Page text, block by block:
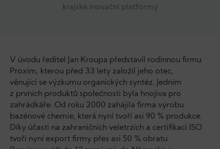
krajské inovační platformy
V úvodu ředitel Jan Kroupa představil rodinnou firmu
Proxim, kterou před 33 lety založil jeho otec,
věnující se výzkumu organických syntéz. Jedním
z prvních produktů společnosti byla hnojiva pro
zahrádkáře. Od roku 2000 zahájila firma výrobu
bazénové chemie, která nyní tvoří asi 90 % produkce.
Díky účasti na zahraničních veletrzích a certifikaci ISO
tvoří nyní export firmy přes asi 50 % obratu.